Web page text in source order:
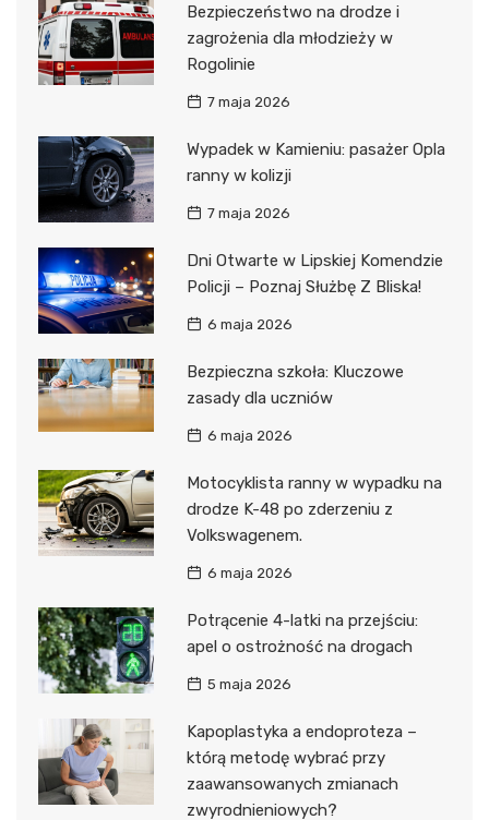
Bezpieczeństwo na drodze i
zagrożenia dla młodzieży w
Rogolinie
7 maja 2026
Wypadek w Kamieniu: pasażer Opla
ranny w kolizji
7 maja 2026
Dni Otwarte w Lipskiej Komendzie
Policji – Poznaj Służbę Z Bliska!
6 maja 2026
Bezpieczna szkoła: Kluczowe
zasady dla uczniów
6 maja 2026
Motocyklista ranny w wypadku na
drodze K-48 po zderzeniu z
Volkswagenem.
6 maja 2026
Potrącenie 4-latki na przejściu:
apel o ostrożność na drogach
5 maja 2026
Kapoplastyka a endoproteza –
którą metodę wybrać przy
zaawansowanych zmianach
zwyrodnieniowych?